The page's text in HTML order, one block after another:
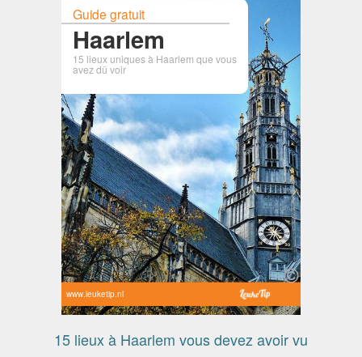
Guide gratuit
Haarlem
15 lieux uniques à Haarlem que vous
avez dû voir
www.leuketip.nl
15 lieux à Haarlem vous devez avoir vu